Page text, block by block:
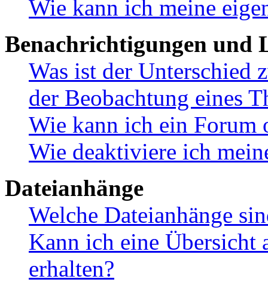
Wie kann ich meine
Benachrichtigungen und
Was ist der Unterschied
der Beobachtung eines
Wie kann ich ein Forum
Wie deaktiviere ich
Dateianhänge
Welche Dateianhänge
Kann ich eine Übersicht
erhalten?